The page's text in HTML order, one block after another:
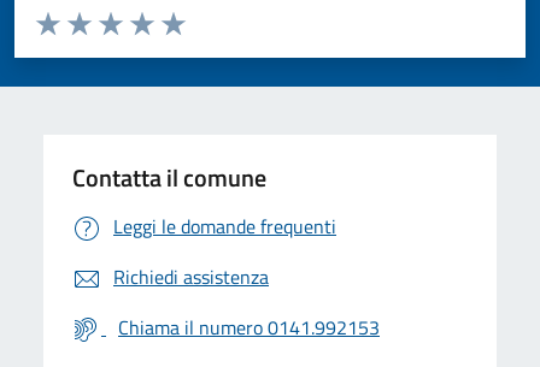
Valuta da 1 a 5 stelle la pagina
Valuta 5 stelle su 5
Valuta 4 stelle su 5
Valuta 3 stelle su 5
Valuta 2 stelle su 5
Valuta 1 stelle su 5
Contatta il comune
Leggi le domande frequenti
Richiedi assistenza
Chiama il numero 0141.992153